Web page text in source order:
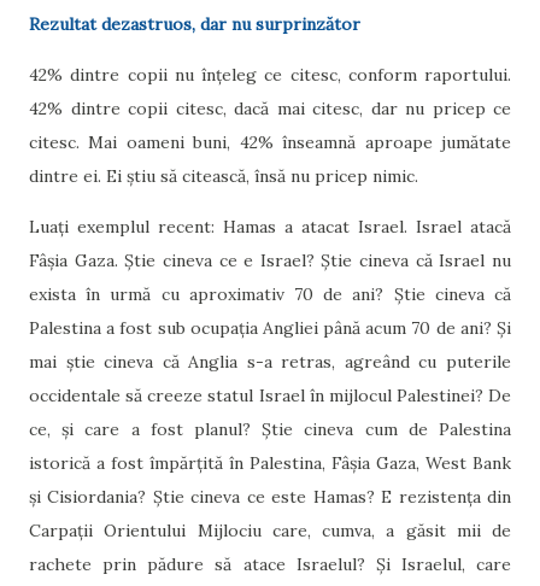
Rezultat dezastruos, dar nu surprinzător
42% dintre copii nu înțeleg ce citesc, conform raportului.
42% dintre copii citesc, dacă mai citesc, dar nu pricep ce
citesc. Mai oameni buni, 42% înseamnă aproape jumătate
dintre ei. Ei știu să citească, însă nu pricep nimic.
Luați exemplul recent: Hamas a atacat Israel. Israel atacă
Fâșia Gaza. Știe cineva ce e Israel? Știe cineva că Israel nu
exista în urmă cu aproximativ 70 de ani? Știe cineva că
Palestina a fost sub ocupația Angliei până acum 70 de ani? Și
mai știe cineva că Anglia s-a retras, agreând cu puterile
occidentale să creeze statul Israel în mijlocul Palestinei? De
ce, și care a fost planul? Știe cineva cum de Palestina
istorică a fost împărțită în Palestina, Fâșia Gaza, West Bank
și Cisiordania? Știe cineva ce este Hamas? E rezistența din
Carpații Orientului Mijlociu care, cumva, a găsit mii de
rachete prin pădure să atace Israelul? Și Israelul, care